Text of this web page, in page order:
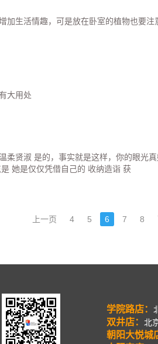
加生活情趣，可是放在卧室的植物也要
大用处
柔贤淑 是的，事实就是这样，你的眼光
她是仅仅凭借自己的 收纳造诣 获
上一页 4 5 6 7 8
学院路店：
双井店： 北
朝阳大悦城